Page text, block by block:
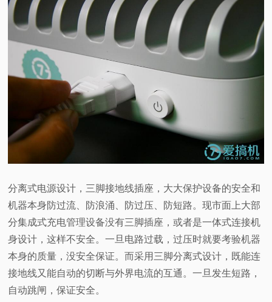
分离式电源设计，三脚接地线插座，大大保护设备的安全和
机器本身防过流、防浪涌、防过压、防短路。现市面上大部
分集成式充电管理设备没有三脚插座，或者是一体式连接机
身设计，这样不安全。一旦电路过载，过压时就要考验机器
本身的质量，没安全保证。而采用三脚分离式设计，既能连
接地线又能自动的切断与外界电流的互通。一旦发生短路，
自动跳闸，保证安全。